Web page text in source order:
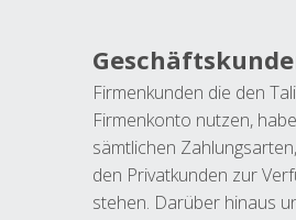
Firmenkunden die den
Firmenkonto nutzen,
sämtlichen
den Privatkunden zur
stehen. Darüber hinaus